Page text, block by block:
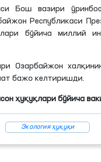
Бош вазири
Республикаси
бўйича миллий
Озарбайжон
бажо келтиришди.
ҳуқуқлари бўйича
Экология ҳуқуқи